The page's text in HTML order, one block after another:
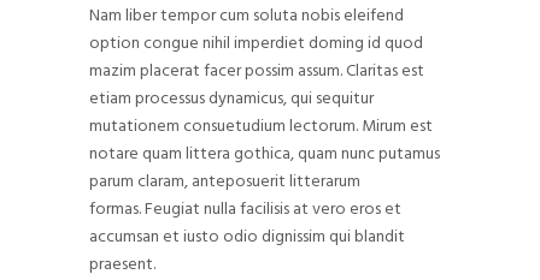
Nam liber tempor cum soluta nobis eleifend
option congue nihil imperdiet doming id quod
mazim placerat facer possim assum. Claritas est
etiam processus dynamicus, qui sequitur
mutationem consuetudium lectorum. Mirum est
notare quam littera gothica, quam nunc putamus
parum claram, anteposuerit litterarum
formas. Feugiat nulla facilisis at vero eros et
accumsan et iusto odio dignissim qui blandit
praesent.